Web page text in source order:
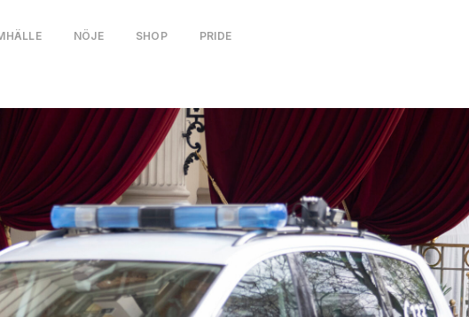
NÖJE SHOP PRIDE